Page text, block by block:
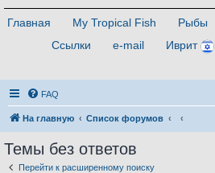
Главная My Tropical Fish Рыбы
Ссылки
e-mail Иврит
FAQ
На главную Список форумов
Темы без ответов
Перейти к расширенному поиску